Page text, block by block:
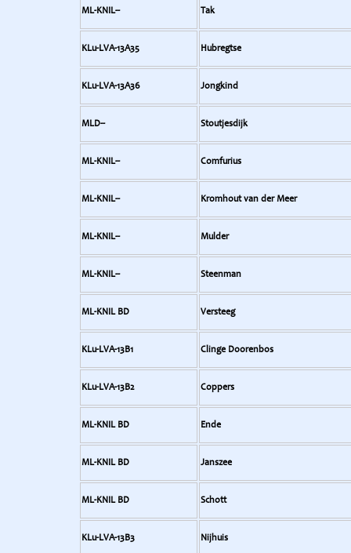
ML-KNIL-- Tak
KLu-LVA-13A35 Hubregtse
KLu-LVA-13A36 Jongkind
MLD-- Stoutjesdijk
ML-KNIL-- Comfurius
ML-KNIL-- Kromhout van der Meer
ML-KNIL-- Mulder
ML-KNIL-- Steenman
ML-KNIL BD Versteeg
KLu-LVA-13B1 Clinge Doorenbos
KLu-LVA-13B2 Coppers
ML-KNIL BD Ende
ML-KNIL BD Janszee
ML-KNIL BD Schott
KLu-LVA-13B3 Nijhuis